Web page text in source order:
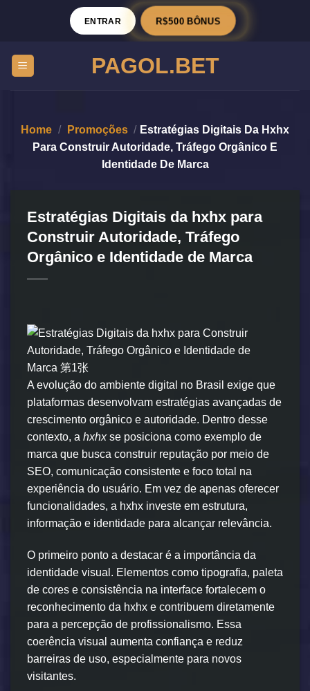
ENTRAR R$500 BÔNUS
PAGOL.BET
Home / Promoções / Estratégias Digitais Da Hxhx
Para Construir Autoridade, Tráfego Orgânico E
Identidade De Marca
Estratégias Digitais da hxhx para
Construir Autoridade, Tráfego
Orgânico e Identidade de Marca
A evolução do ambiente digital no Brasil exige que
plataformas desenvolvam estratégias avançadas de
crescimento orgânico e autoridade. Dentro desse
contexto, a hxhxse posiciona como exemplo de
marca que busca construir reputação por meio de
SEO, comunicação consistente e foco total na
experiência do usuário. Em vez de apenas oferecer
funcionalidades, a hxhx investe em estrutura,
informação e identidade para alcançar relevância.
O primeiro ponto a destacar é a importância da
identidade visual. Elementos como tipografia, paleta
de cores e consistência na interface fortalecem o
reconhecimento da hxhx e contribuem diretamente
para a percepção de profissionalismo. Essa
coerência visual aumenta confiança e reduz
barreiras de uso, especialmente para novos
visitantes.